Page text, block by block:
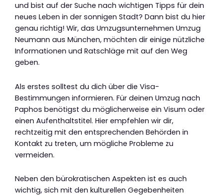
und bist auf der Suche nach wichtigen Tipps für dein
neues Leben in der sonnigen Stadt? Dann bist du hier
genau richtig! Wir, das Umzugsunternehmen Umzug
Neumann aus München, möchten dir einige nützliche
Informationen und Ratschläge mit auf den Weg
geben.
Als erstes solltest du dich über die Visa-
Bestimmungen informieren. Für deinen Umzug nach
Paphos benötigst du möglicherweise ein Visum oder
einen Aufenthaltstitel. Hier empfehlen wir dir,
rechtzeitig mit den entsprechenden Behörden in
Kontakt zu treten, um mögliche Probleme zu
vermeiden.
Neben den bürokratischen Aspekten ist es auch
wichtig, sich mit den kulturellen Gegebenheiten